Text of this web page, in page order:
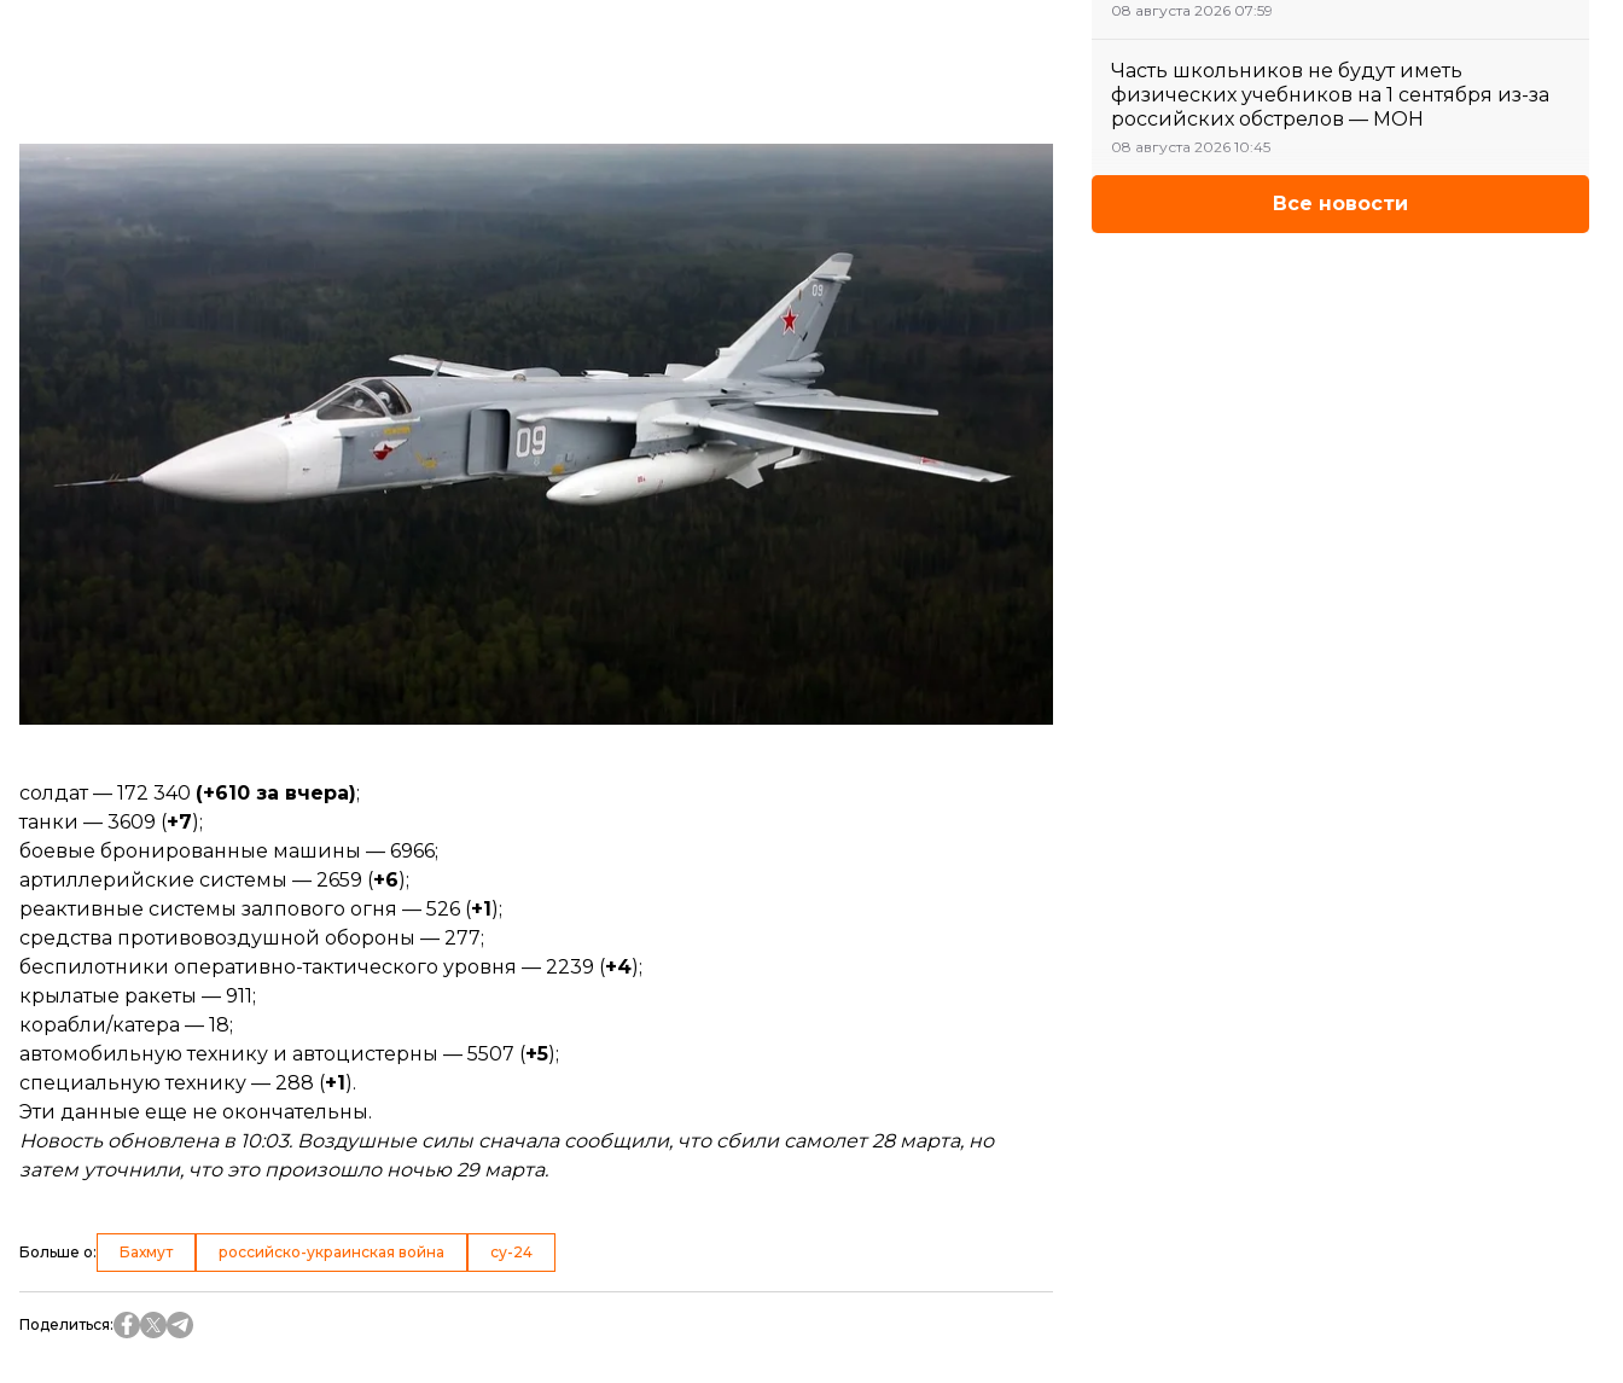
российский бомбардировщик Су-24М. Иллюстративное фото
Jetphotos
Украинские военные 29 марта сбили на Бахмутском направлении российский бомбардировщик
Украинские подразделения зенитных ракетных войск уничтожили бомбардировщик около 1:30
Всего с начала полномасштабного вторжения россия
потеряла306 своих самолетов и 291 вертолет.
Кроме бомбардировщиков и истребителей, россия за 28 марта и все время полномасштабной
солдат — 172 340 (+610 за вчера);
танки — 3609 (+7);
боевые бронированные машины — 6966;
артиллерийские системы — 2659 (+6);
реактивные системы залпового огня — 526 (+1);
средства противовоздушной обороны — 277;
беспилотники оперативно-тактического уровня — 2239 (+4);
крылатые ракеты — 911;
корабли/катера — 18;
автомобильную технику и автоцистерны — 5507 (+5);
специальную технику — 288 (+1).
Эти данные еще не окончательны.
Новость обновлена в 10:03. Воздушные силы сначала сообщили, что сбили самолет 28 марта, но
затем уточнили, что это произошло ночью 29 марта.
Больше о: Бахмут российско-украинская война су-24
Поделиться:
08 августа 2026 07:59
Часть школьников не будут иметь
физических учебников на 1 сентября из-за
российских обстрелов — МОН
08 августа 2026 10:45
Все новости